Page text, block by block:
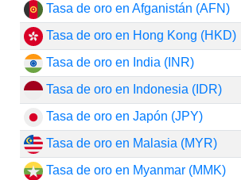
Tasa de oro en Afganistán (AFN)
Tasa de oro en Hong Kong (HKD)
Tasa de oro en India (INR)
Tasa de oro en Indonesia (IDR)
Tasa de oro en Japón (JPY)
Tasa de oro en Malasia (MYR)
Tasa de oro en Myanmar (MMK)